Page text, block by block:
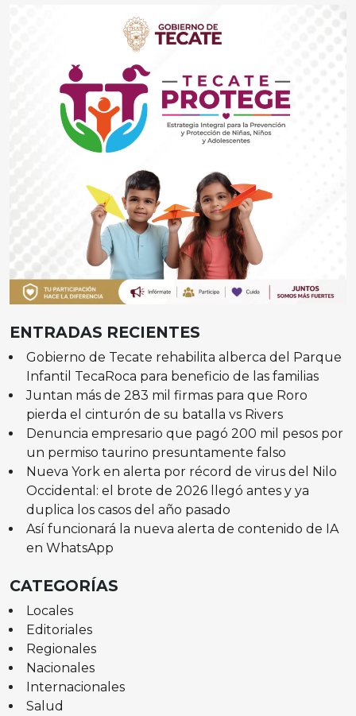
ENTRADAS RECIENTES
Gobierno de Tecate rehabilita alberca del Parque
Infantil TecaRoca para beneficio de las familias
Juntan más de 283 mil firmas para que Roro
pierda el cinturón de su batalla vs Rivers
Denuncia empresario que pagó 200 mil pesos por
un permiso taurino presuntamente falso
Nueva York en alerta por récord de virus del Nilo
Occidental: el brote de 2026 llegó antes y ya
duplica los casos del año pasado
Así funcionará la nueva alerta de contenido de IA
en WhatsApp
CATEGORÍAS
Locales
Editoriales
Regionales
Nacionales
Internacionales
Salud